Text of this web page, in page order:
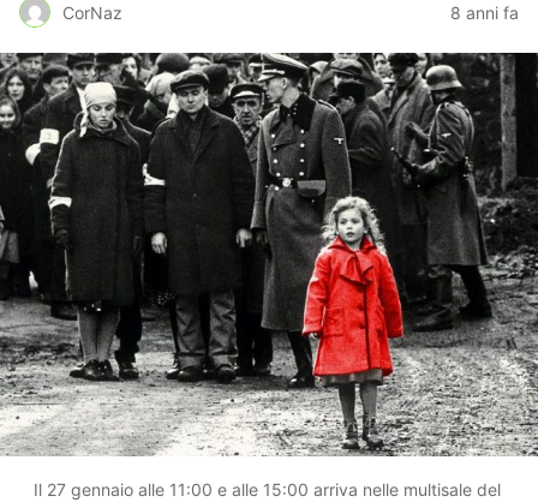
CorNaz 8 anni fa
Il 27 gennaio alle 11:00 e alle 15:00 arriva nelle multisale del